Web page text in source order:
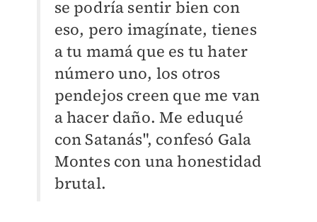
se podría sentir bien con
eso, pero imagínate, tienes
a tu mamá que es tu hater
número uno, los otros
pendejos creen que me van
a hacer daño. Me eduqué
con Satanás", confesó Gala
Montes con una honestidad
brutal.